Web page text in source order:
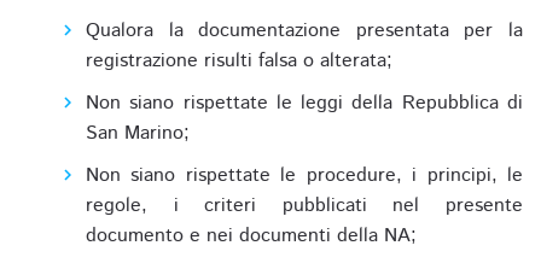
Qualora la documentazione presentata per la
registrazione risulti falsa o alterata;
Non siano rispettate le leggi della Repubblica di
San Marino;
Non siano rispettate le procedure, i principi, le
regole, i criteri pubblicati nel presente
documento e nei documenti della NA;